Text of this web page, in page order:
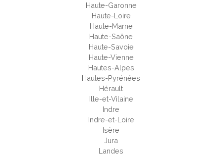
Haute-Garonne
Haute-Loire
Haute-Marne
Haute-Saône
Haute-Savoie
Haute-Vienne
Hautes-Alpes
Hautes-Pyrénées
Hérault
Ille-et-Vilaine
Indre
Indre-et-Loire
Isère
Jura
Landes